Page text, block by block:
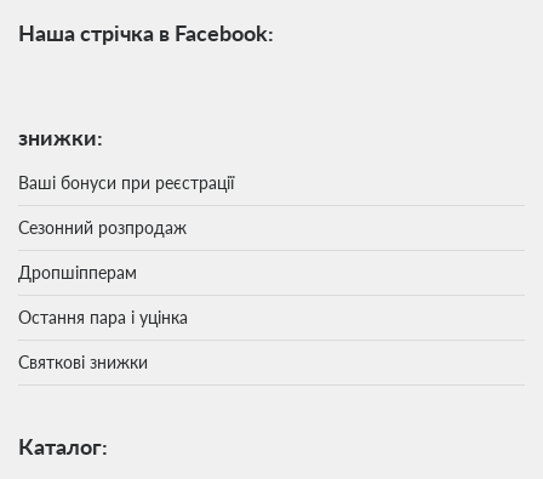
Наша стрічка в Facebook:
знижки:
Ваші бонуси при реєстрації
Сезонний розпродаж
Дропшіпперам
Остання пара і уцінка
Святкові знижки
Каталог: